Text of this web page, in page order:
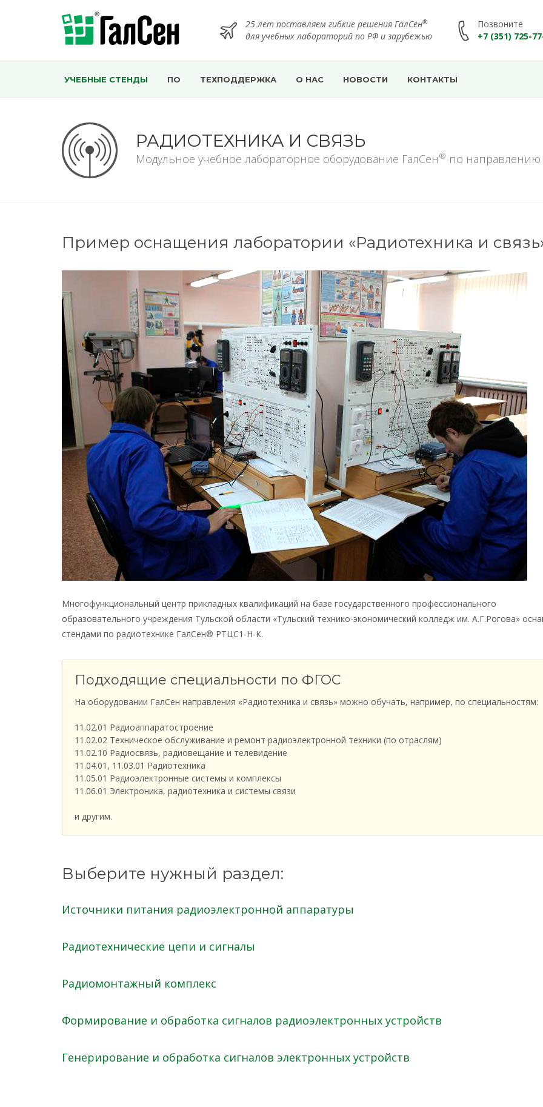
25 лет поставляем гибкие решения ГалСен®
для учебных лабораторий по РФ и зарубежью
Позвоните
+7 (351) 725-
УЧЕБНЫЕ СТЕНДЫ ПО ТЕХПОДДЕРЖКА О НАС НОВОСТИ КОНТАКТЫ
РАДИОТЕХНИКА И СВЯЗЬ
Модульное учебное лабораторное оборудование ГалСен® по направлению
Пример оснащения лаборатории «Радиотехника и
Многофункциональный центр прикладных квалификаций на базе государственного профессионального
образовательного учреждения Тульской области «Тульский технико-экономический колледж им. А.Г.Рогова»
стендами по радиотехнике ГалСен® РТЦС1-Н-К.
Подходящие специальности по ФГОС
На оборудовании ГалСен направления «Радиотехника и связь» можно обучать, например, по специальностям:
11.02.01 Радиоаппаратостроение
11.02.02 Техническое обслуживание и ремонт радиоэлектронной техники (по отраслям)
11.02.10 Радиосвязь, радиовещание и телевидение
11.04.01, 11.03.01 Радиотехника
11.05.01 Радиоэлектронные системы и комплексы
11.06.01 Электроника, радиотехника и системы связи
и другим.
Выберите нужный раздел:
Источники питания радиоэлектронной аппаратуры
Радиотехнические цепи и сигналы
Радиомонтажный комплекс
Формирование и обработка сигналов радиоэлектронных устройств
Генерирование и обработка сигналов электронных устройств